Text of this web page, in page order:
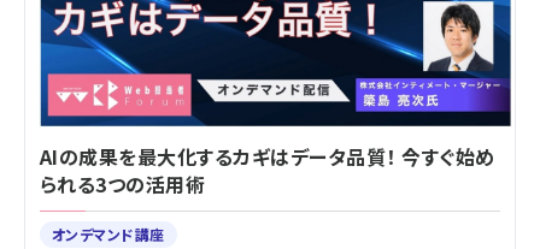
AIの成果を最大化するカギはデータ品質！ 今すぐ始め
られる3つの活用術
オンデマンド講座